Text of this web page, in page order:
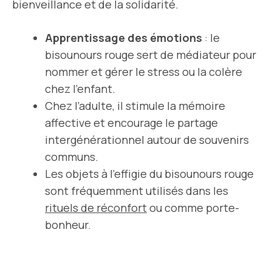
bienveillance et de la solidarité.
Apprentissage des émotions : le
bisounours rouge sert de médiateur pour
nommer et gérer le stress ou la colère
chez l’enfant.
Chez l’adulte, il stimule la mémoire
affective et encourage le partage
intergénérationnel autour de souvenirs
communs.
Les objets à l’effigie du bisounours rouge
sont fréquemment utilisés dans les
rituels de réconfortou comme porte-
bonheur.